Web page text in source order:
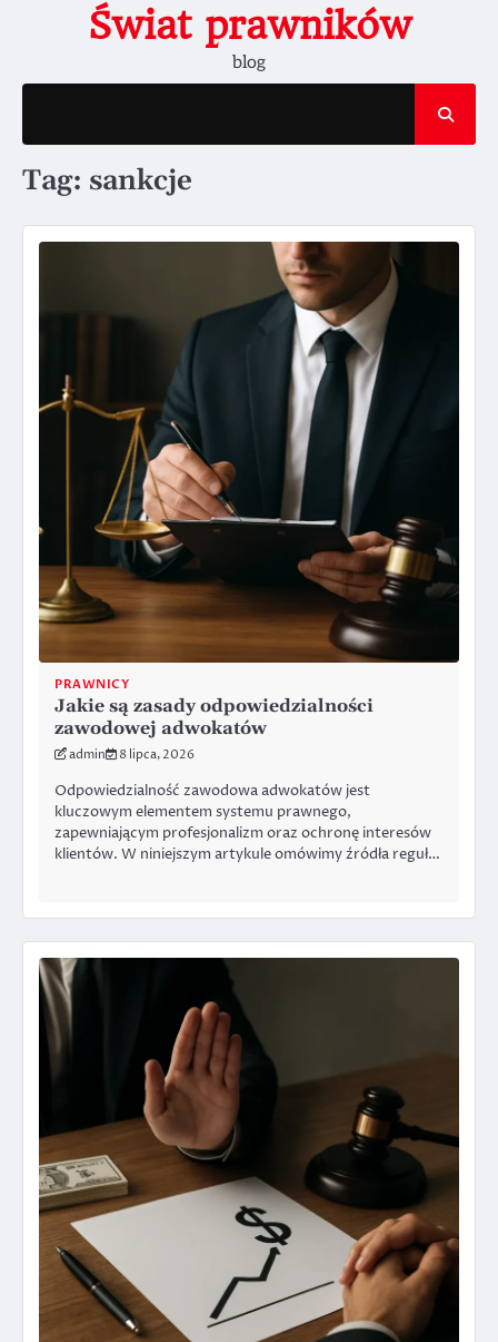
Świat prawników
blog
Tag: sankcje
PRAWNICY
Jakie są zasady odpowiedzialności
zawodowej adwokatów
admin 8 lipca, 2026
Odpowiedzialność zawodowa adwokatów jest
kluczowym elementem systemu prawnego,
zapewniającym profesjonalizm oraz ochronę interesów
klientów. W niniejszym artykule omówimy źródła reguł…